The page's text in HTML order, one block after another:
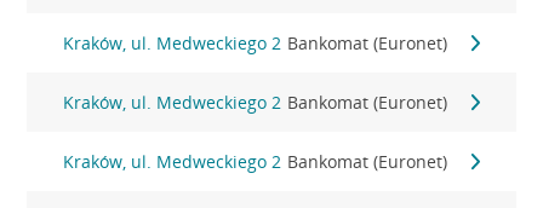
Kraków, ul. Medweckiego 2 Bankomat (Euronet)
Kraków, ul. Medweckiego 2 Bankomat (Euronet)
Kraków, ul. Medweckiego 2 Bankomat (Euronet)